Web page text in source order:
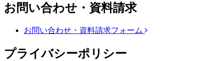
お問い合わせ・資料請求
お問い合わせ・資料請求フォーム
プライバシーポリシー